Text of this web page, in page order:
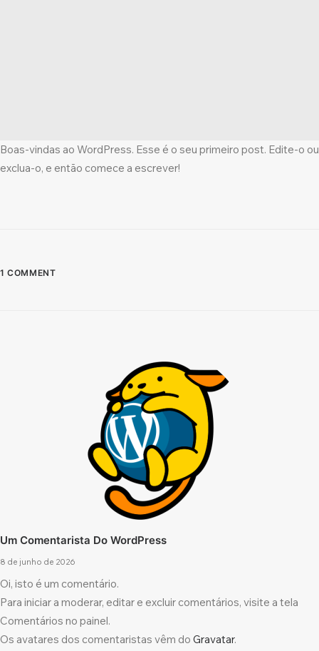
Boas-vindas ao WordPress. Esse é o seu primeiro post. Edite-o ou
exclua-o, e então comece a escrever!
1 COMMENT
Um Comentarista Do WordPress
8 de junho de 2026
Oi, isto é um comentário.
Para iniciar a moderar, editar e excluir comentários, visite a tela
Comentários no painel.
Os avatares dos comentaristas vêm do Gravatar.